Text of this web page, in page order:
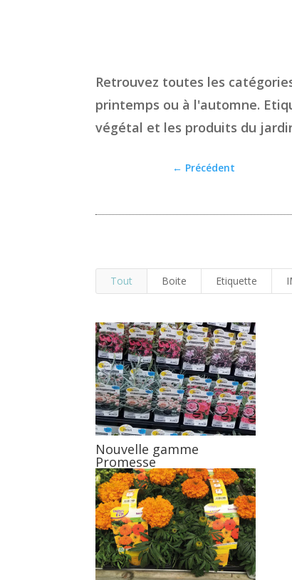
Retrouvez toutes les
printemps ou à l'automne.
végétal et les produits du
← Précédent
Tout Boite Etiquette
Nouvelle gamme
Promesse